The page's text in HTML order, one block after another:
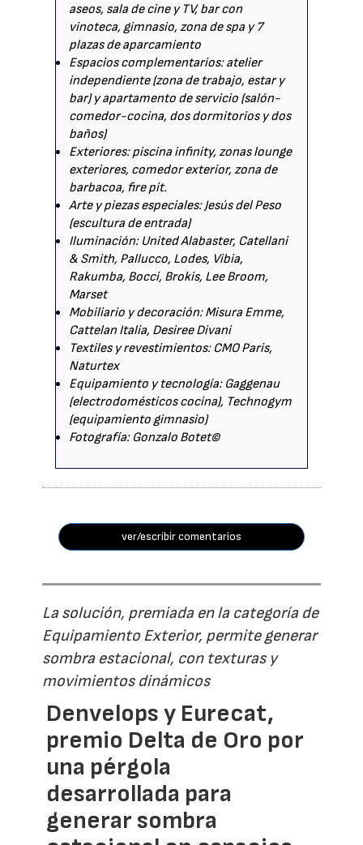
aseos, sala de cine y TV, bar con
vinoteca, gimnasio, zona de spa y 7
plazas de aparcamiento
Espacios complementarios: atelier
independiente (zona de trabajo, estar y
bar) y apartamento de servicio (salón-
comedor-cocina, dos dormitorios y dos
baños)
Exteriores: piscina infinity, zonas lounge
exteriores, comedor exterior, zona de
barbacoa, fire pit.
Arte y piezas especiales: Jesús del Peso
(escultura de entrada)
Iluminación: United Alabaster, Catellani
& Smith, Pallucco, Lodes, Vibia,
Rakumba, Bocci, Brokis, Lee Broom,
Marset
Mobiliario y decoración: Misura Emme,
Cattelan Italia, Desiree Divani
Textiles y revestimientos: CMO Paris,
Naturtex
Equipamiento y tecnología: Gaggenau
(electrodomésticos cocina), Technogym
(equipamiento gimnasio)
Fotografía: Gonzalo Botet©
ver/escribir comentarios
La solución, premiada en la categoría de
Equipamiento Exterior, permite generar
sombra estacional, con texturas y
movimientos dinámicos
Denvelops y Eurecat,
premio Delta de Oro por
una pérgola
desarrollada para
generar sombra